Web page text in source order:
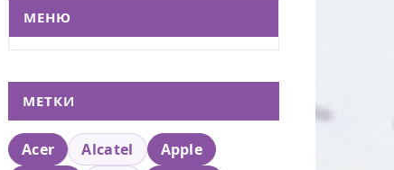
МЕНЮ
МЕТКИ
Acer Alcatel
Apple